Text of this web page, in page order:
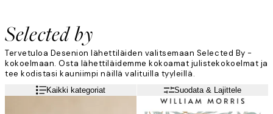
Selected by
Tervetuloa Desenion lähettiläiden valitsemaan Selected By -
kokoelmaan. Osta lähettiläidemme kokoamat julistekokoelmat ja
tee kodistasi kauniimpi näillä valituilla tyyleillä.
Lue lisää Kaikki kategoriat Suodata & Lajittele